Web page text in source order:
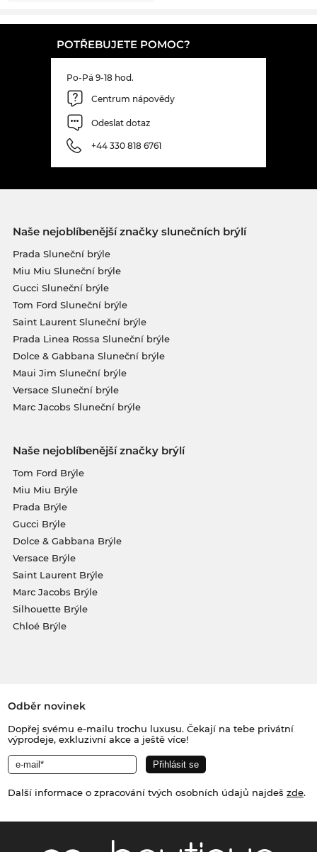
POTŘEBUJETE POMOC?
Po-Pá 9-18 hod.
Centrum nápovědy
Odeslat dotaz
+44 330 818 6761
Naše nejoblíbenější značky slunečních brýlí
Prada Sluneční brýle
Miu Miu Sluneční brýle
Gucci Sluneční brýle
Tom Ford Sluneční brýle
Saint Laurent Sluneční brýle
Prada Linea Rossa Sluneční brýle
Dolce & Gabbana Sluneční brýle
Maui Jim Sluneční brýle
Versace Sluneční brýle
Marc Jacobs Sluneční brýle
Naše nejoblíbenější značky brýlí
Tom Ford Brýle
Miu Miu Brýle
Prada Brýle
Gucci Brýle
Dolce & Gabbana Brýle
Versace Brýle
Saint Laurent Brýle
Marc Jacobs Brýle
Silhouette Brýle
Chloé Brýle
Odběr novinek
Dopřej svému e-mailu trochu luxusu. Čekají na tebe privátní
výprodeje, exkluzivní akce a ještě více!
Další informace o zpracování tvých osobních údajů najdeš zde.